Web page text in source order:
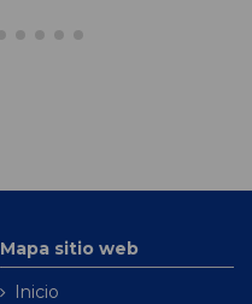
Mapa sitio web
Inicio